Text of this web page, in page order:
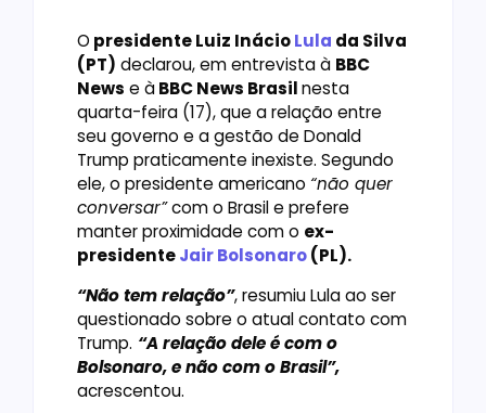
O presidente Luiz InácioLula da Silva
(PT) declarou, em entrevista à BBC
News e àBBC News Brasilnesta
quarta-feira (17), que a relação entre
seu governo e a gestão de Donald
Trump praticamente inexiste. Segundo
ele, o presidente americano “não quer
conversar”com o Brasil e prefere
manter proximidade com o ex-
presidenteJair Bolsonaro(PL).
“Não tem relação”, resumiu Lula ao ser
questionado sobre o atual contato com
Trump. “A relação dele é com o
Bolsonaro, e não com o Brasil”,
acrescentou.